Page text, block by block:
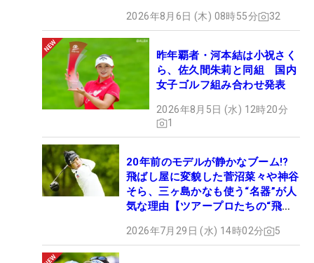
2026年8月6日 (木) 08時55分 32
昨年覇者・河本結は小祝さく
ら、佐久間朱莉と同組 国内
女子ゴルフ組み合わせ発表
2026年8月5日 (水) 12時20分
1
20年前のモデルが静かなブーム!?
飛ばし屋に変貌した菅沼菜々や神谷
そら、三ヶ島かなも使う“名器”が人
気な理由【ツアープロたちの“飛ば
2026年7月29日 (水) 14時02分 5